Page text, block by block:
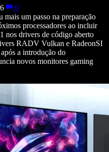
0
um passo na preparação
processadores ao incluir
nos drivers de código aberto
RADV Vulkan e RadeonSI
a introdução do
novos monitores gaming